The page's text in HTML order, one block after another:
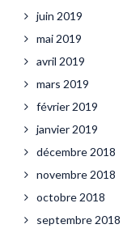
juin 2019
mai 2019
avril 2019
mars 2019
février 2019
janvier 2019
décembre 2018
novembre 2018
octobre 2018
septembre 2018